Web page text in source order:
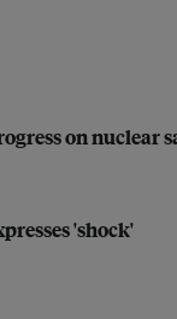
on nuclear
'shock'